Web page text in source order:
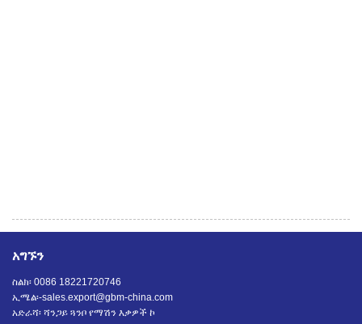
አግኙን
ስልክ፡ 0086 18221720746
ኢሜል፡-sales.export@gbm-china.com
አድራሻ፡ ሻንጋይ ጓንቦ የማሽን እቃዎች ኮ